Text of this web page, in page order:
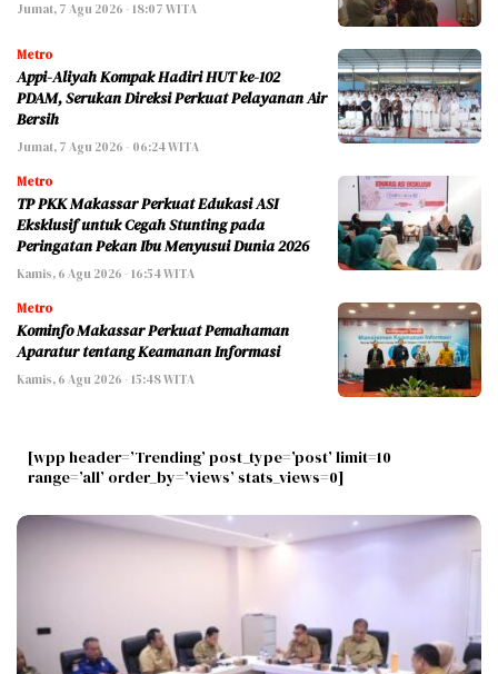
Jumat, 7 Agu 2026 - 18:07 WITA
Metro
Appi-Aliyah Kompak Hadiri HUT ke-102
PDAM, Serukan Direksi Perkuat Pelayanan Air
Bersih
Jumat, 7 Agu 2026 - 06:24 WITA
Metro
TP PKK Makassar Perkuat Edukasi ASI
Eksklusif untuk Cegah Stunting pada
Peringatan Pekan Ibu Menyusui Dunia 2026
Kamis, 6 Agu 2026 - 16:54 WITA
Metro
Kominfo Makassar Perkuat Pemahaman
Aparatur tentang Keamanan Informasi
Kamis, 6 Agu 2026 - 15:48 WITA
[wpp header=’Trending’ post_type=’post’ limit=10
range=’all’ order_by=’views’ stats_views=0]